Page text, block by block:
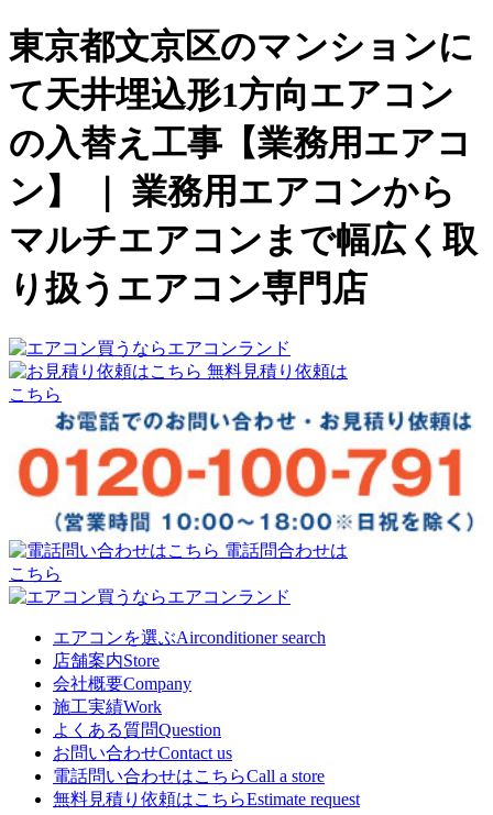
東京都文京区のマンションに
て天井埋込形1方向エアコン
の入替え工事【業務用エアコ
ン】 ｜ 業務用エアコンから
マルチエアコンまで幅広く取
り扱うエアコン専門店
無料見積り依頼は
こちら
電話問合わせは
こちら
エアコンを選ぶAirconditioner search
店舗案内Store
会社概要Company
施工実績Work
よくある質問Question
お問い合わせContact us
電話問い合わせはこちらCall a store
無料見積り依頼はこちらEstimate request